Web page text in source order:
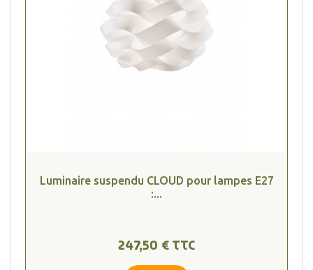
Luminaire suspendu CLOUD pour lampes E27
:...
247,50 € TTC